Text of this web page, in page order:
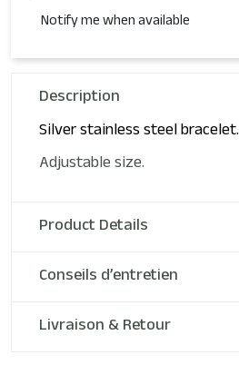
Notify me when available
Description
Silver stainless steel bracelet.
Adjustable size.
Product Details
Conseils d’entretien
Livraison & Retour